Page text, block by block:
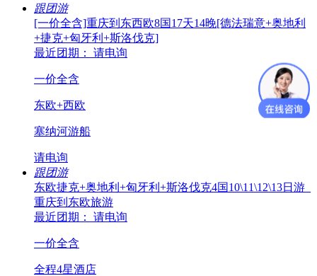
跟团游
[一价全含]重庆到东西欧8国17天14晚[德法瑞意+奥地利
+捷克+匈牙利+斯洛伐克]
最近团期： 请电询
一价全含
东欧+西欧
塞纳河游船
请电询
跟团游
东欧捷克+奥地利+匈牙利+斯洛伐克4国10\11\12\13日游_
重庆到东欧旅游
最近团期： 请电询
一价全含
全程4星酒店